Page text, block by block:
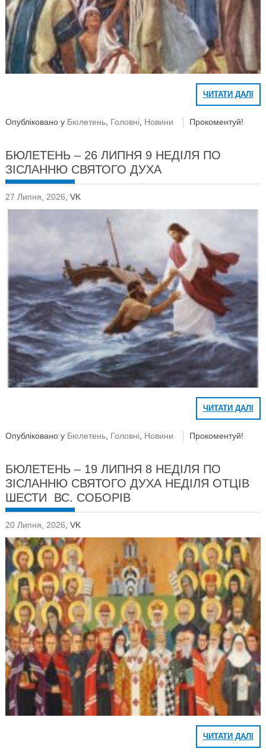
ЧИТАТИ ДАЛІ
Опубліковано у Бюлетень Головні Новини Прокоментуй!
БЮЛЕТЕНЬ – 26 ЛИПНЯ 9 НЕДІЛЯ ПО
ЗІСЛАННЮ СВЯТОГО ДУХА
27 Липня, 2026 ,VK
ЧИТАТИ ДАЛІ
Опубліковано у Бюлетень Головні Новини Прокоментуй!
БЮЛЕТЕНЬ – 19 ЛИПНЯ 8 НЕДІЛЯ ПО
ЗІСЛАННЮ СВЯТОГО ДУХА НЕДІЛЯ ОТЦІВ
ШЕСТИ ВС. СОБОРІВ
20 Липня, 2026 ,VK
ЧИТАТИ ДАЛІ